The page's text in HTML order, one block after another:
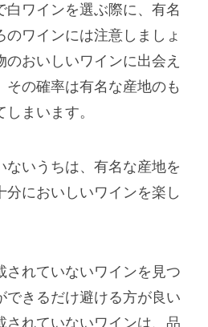
白ワインを選ぶ際に、有名
ワインには注意しましょ
のおいしいワインに出会え
その確率は有名な産地のも
まいます。
ないうちは、有名な産地を
分においしいワインを楽し
されていないワインを見つ
できるだけ避ける方が良い
されていないワインは、品